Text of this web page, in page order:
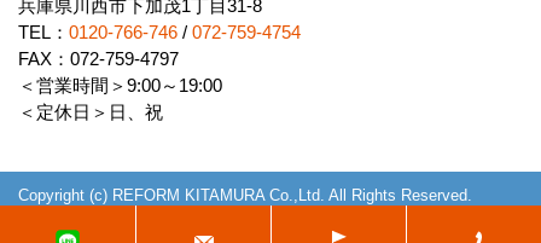
兵庫県川西市下加茂1丁目31-8
TEL： 0120-766-746 / 072-759-4754
FAX：072-759-4797
＜営業時間＞9:00～19:00
＜定休日＞日、祝
Copyright (c) REFORM KITAMURA Co.,Ltd. All Rights Reserved.